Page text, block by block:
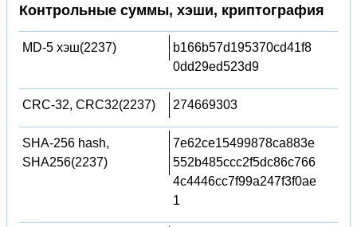
Контрольные суммы, хэши, криптография
MD-5 хэш(2237)
b166b57d195370cd41f8
0dd29ed523d9
CRC-32, CRC32(2237) 274669303
SHA-256 hash,
SHA256(2237)
7e62ce15499878ca883e
552b485ccc2f5dc86c766
4c4446cc7f99a247f3f0ae
1